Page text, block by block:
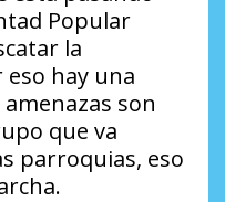
Popular
la
hay una
son
que va
parroquias, eso